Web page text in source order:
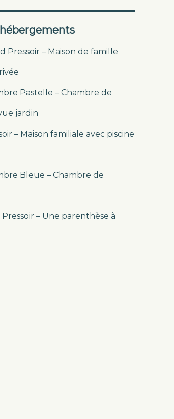
Pressoir – Maison de famille
Pastelle – Chambre de
jardin
– Maison familiale avec piscine
Bleue – Chambre de
– Une parenthèse à